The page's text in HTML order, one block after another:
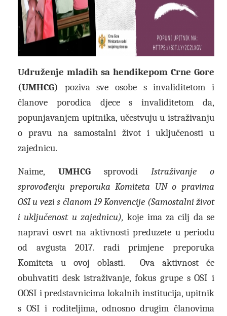
Udruženje mladih sa hendikepom Crne Gore
(UMHCG) poziva sve osobe s invaliditetom i
članove porodica djece s invaliditetom da,
popunjavanjem upitnika, učestvuju u istraživanju
o pravu na samostalni život i uključenosti u
zajednicu.
Naime, UMHCG sprovodi Istraživanje o
sprovođenju preporuka Komiteta UN o pravima
OSI u vezi s članom 19 Konvencije (Samostalni život
i uključenost u zajednicu),koje ima za cilj da se
napravi osvrt na aktivnosti preduzete u periodu
od avgusta 2017. radi primjene preporuka
Komiteta u ovoj oblasti. Ova aktivnost će
obuhvatiti desk istraživanje, fokus grupe s OSI i
OOSI i predstavnicima lokalnih institucija, upitnik
s OSI i roditeljima, odnosno drugim članovima